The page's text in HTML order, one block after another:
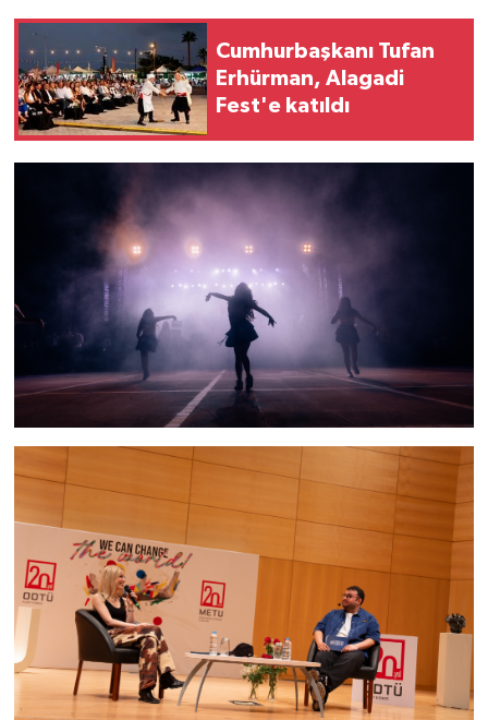
Cumhurbaşkanı Tufan
Erhürman, Alagadi
Fest'e katıldı
SPOR
TEKNOLOJİ
TİCARET
YAŞAM